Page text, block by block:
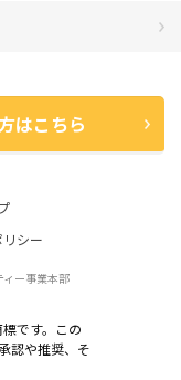
はこちら
シー
ー事業本部
です。この
認や推奨、そ